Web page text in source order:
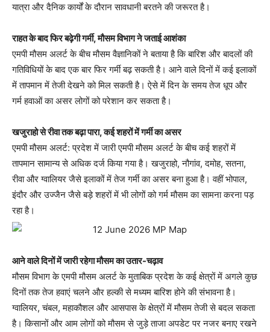
यात्रा और दैनिक कार्यों के दौरान सावधानी बरतने की जरूरत है।
राहत के बाद फिर बढ़ेगी गर्मी, मौसम विभाग ने जताई आशंका
एमपी मौसम अलर्ट के बीच मौसम वैज्ञानिकों ने बताया है कि बारिश और बादलों की
गतिविधियों के बाद एक बार फिर गर्मी बढ़ सकती है। आने वाले दिनों में कई इलाकों
में तापमान में तेजी देखने को मिल सकती है। ऐसे में दिन के समय तेज धूप और
गर्म हवाओं का असर लोगों को परेशान कर सकता है।
खजुराहो से रीवा तक बढ़ा पारा, कई शहरों में गर्मी का असर
एमपी मौसम अलर्ट:प्रदेश में जारी एमपी मौसम अलर्ट के बीच कई शहरों में
तापमान सामान्य से अधिक दर्ज किया गया है। खजुराहो, नौगांव, दमोह, सतना,
रीवा और ग्वालियर जैसे इलाकों में तेज गर्मी का असर बना हुआ है। वहीं भोपाल,
इंदौर और उज्जैन जैसे बड़े शहरों में भी लोगों को गर्म मौसम का सामना करना पड़
रहा है।
आने वाले दिनों में जारी रहेगा मौसम का उतार-चढ़ाव
मौसम विभाग के एमपी मौसम अलर्ट के मुताबिक प्रदेश के कई क्षेत्रों में अगले कुछ
दिनों तक तेज हवाएं चलने और हल्की से मध्यम बारिश होने की संभावना है।
ग्वालियर, चंबल, महाकौशल और आसपास के क्षेत्रों में मौसम तेजी से बदल सकता
है। किसानों और आम लोगों को मौसम से जुड़े ताजा अपडेट पर नजर बनाए रखने